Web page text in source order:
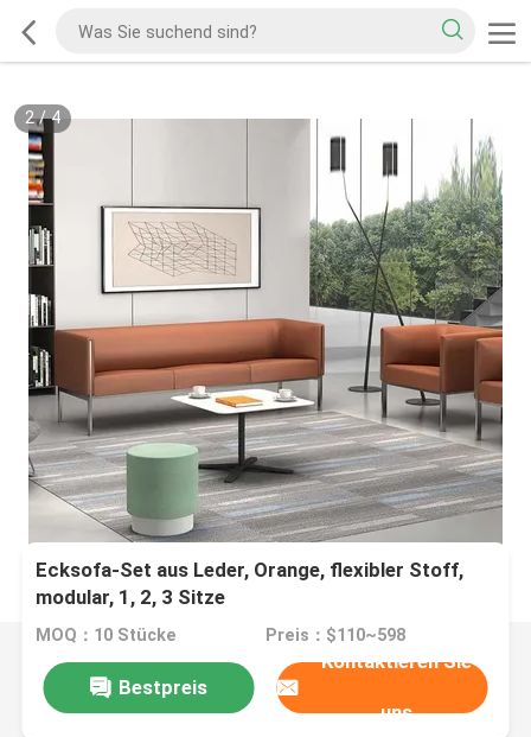
2/4
Ecksofa-Set aus Leder, Orange, flexibler Stoff,
modular, 1, 2, 3 Sitze
MOQ：10 Stücke Preis：$110~598
Bestpreis
Kontaktieren Sie
uns